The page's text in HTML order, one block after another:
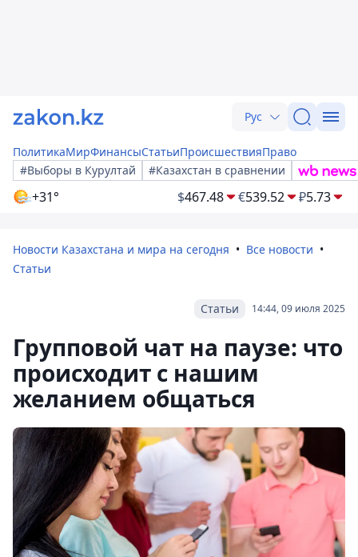
Рус
ПолитикаМирФинансыСтатьиПроисшествияПраво
#Выборы в Курултай
#Казахстан в сравнении
+31° $467.48 €539.52 ₽5.73
Новости Казахстана и мира на сегодня
Все новости
Статьи
14:44, 09 июля 2025
Статьи
Групповой чат на паузе: что
происходит с нашим
желанием общаться